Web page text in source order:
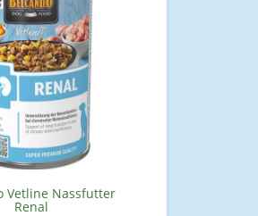
Vetline Nassfutter
Renal